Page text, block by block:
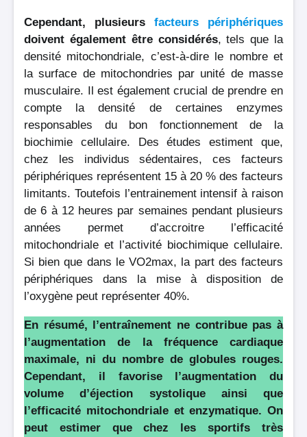
Cependant, plusieurs facteurs périphériques
doivent également être considérés, tels que la
densité mitochondriale, c’est-à-dire le nombre et
la surface de mitochondries par unité de masse
musculaire. Il est également crucial de prendre en
compte la densité de certaines enzymes
responsables du bon fonctionnement de la
biochimie cellulaire. Des études estiment que,
chez les individus sédentaires, ces facteurs
périphériques représentent 15 à 20 % des facteurs
limitants. Toutefois l’entrainement intensif à raison
de 6 à 12 heures par semaines pendant plusieurs
années permet d’accroitre l’efficacité
mitochondriale et l’activité biochimique cellulaire.
Si bien que dans le VO2max, la part des facteurs
périphériques dans la mise à disposition de
l’oxygène peut représenter 40%.
En résumé, l’entraînement ne contribue pas à
l’augmentation de la fréquence cardiaque
maximale, ni du nombre de globules rouges.
Cependant, il favorise l’augmentation du
volume d’éjection systolique ainsi que
l’efficacité mitochondriale et enzymatique. On
peut estimer que chez les sportifs très